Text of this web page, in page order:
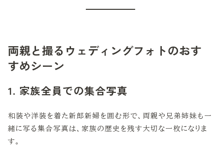
両親と撮るウェディングフォトのおす
すめシーン
1. 家族全員での集合写真
和装や洋装を着た新郎新婦を囲む形で、両親や兄弟姉妹も一
緒に写る集合写真は、家族の歴史を残す大切な一枚になりま
す。